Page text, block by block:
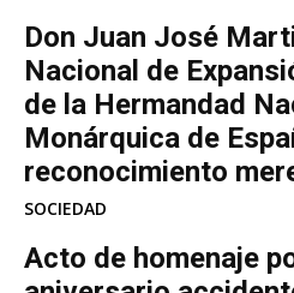
Don Juan José
Nacional de
de la Hermandad
Monárquica de
reconocimiento
SOCIEDAD
Acto de homenaje